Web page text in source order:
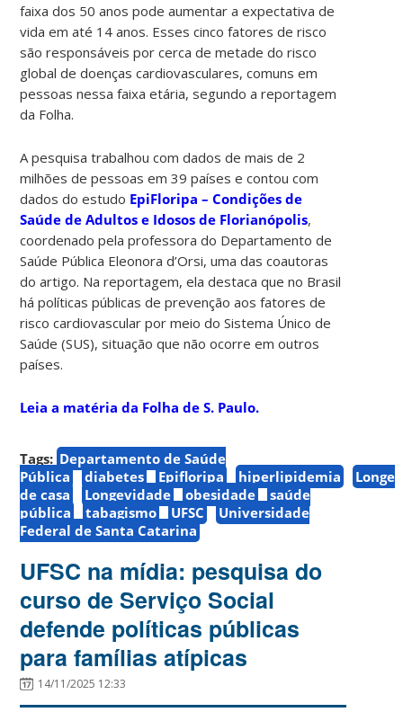
faixa dos 50 anos pode aumentar a expectativa de
vida em até 14 anos. Esses cinco fatores de risco
são responsáveis por cerca de metade do risco
global de doenças cardiovasculares, comuns em
pessoas nessa faixa etária, segundo a reportagem
da Folha.
A pesquisa trabalhou com dados de mais de 2
milhões de pessoas em 39 países e contou com
dados do estudo EpiFloripa – Condições de
Saúde de Adultos e Idosos de Florianópolis,
coordenado pela professora do Departamento de
Saúde Pública Eleonora d’Orsi, uma das coautoras
do artigo. Na reportagem, ela destaca que no Brasil
há políticas públicas de prevenção aos fatores de
risco cardiovascular por meio do Sistema Único de
Saúde (SUS), situação que não ocorre em outros
países.
Leia a matéria da Folha de S. Paulo.
Tags: Departamento de Saúde
Pública
diabetes Epifloripa hiperlipidemia
Longe
de casa
Longevidade obesidade
saúde
pública
tabagismo UFSC
Universidade
Federal de Santa Catarina
UFSC na mídia: pesquisa do
curso de Serviço Social
defende políticas públicas
para famílias atípicas
14/11/2025 12:33